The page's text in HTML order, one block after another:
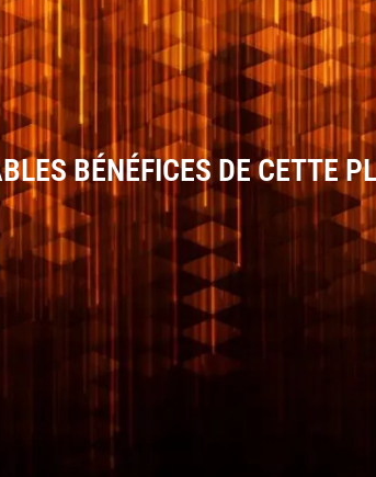
BÉNÉFICES DE CETTE